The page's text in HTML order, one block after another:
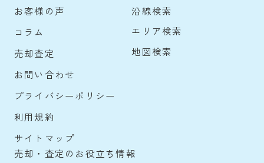
お客様の声
コラム
売却査定
お問い合わせ
プライバシーポリシー
利用規約
サイトマップ
沿線検索
エリア検索
地図検索
売却・査定のお役立ち情報